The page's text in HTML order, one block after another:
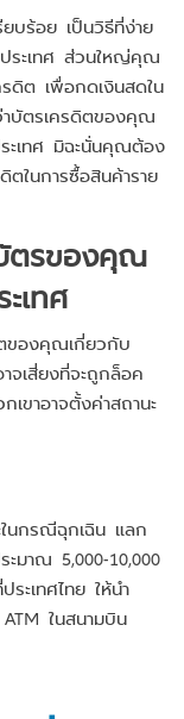
ยบร้อย เป็นวิธีที่ง่าย
ประเทศ ส่วนใหญ่คุณ
ดิต เพื่อกดเงินสดใน
าบัตรเครดิตของคุณ
ระเทศ มิฉะนั่นคุณต้อง
ตในการซื้อสินค้าราย
บัตรของคุณ
เทศ
ของคุณเกี่ยวกับ
จเสี่ยงที่จะถูกล็อค
ขาอาจตั้งค่าสถานะ
ในกรณีฉุกเฉิน แลก
ะมาณ 5,000-10,000
ะเทศไทย ให้นำ
ในสนามบิน